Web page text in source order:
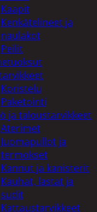
Kaapit
Kenkätelineet ja
naulakot
Peilit
Koristelu
Paketointi
ja taloustarvikkeet
Aterimet
Juomapullot ja
termokset
Kannut ja kanisterit
Kauhat, lastat ja
sudit
Kattaustarvikkeet